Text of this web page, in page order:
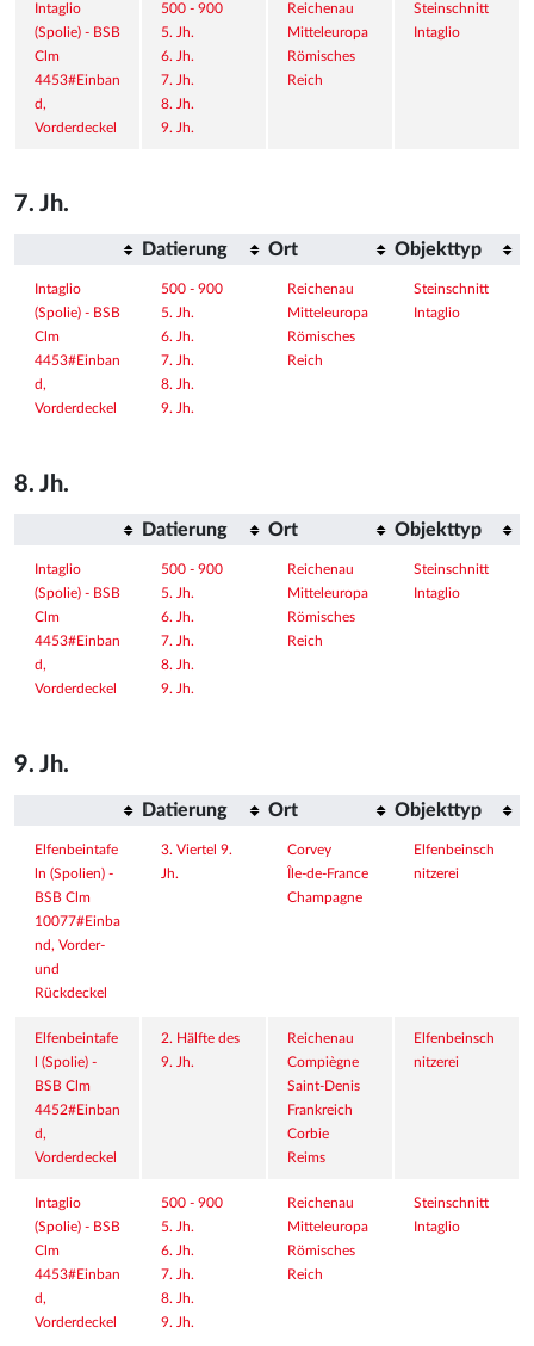
Intaglio
(Spolie) - BSB
Clm
4453#Einban
d,
Vorderdeckel
500 - 900
5. Jh.
6. Jh.
7. Jh.
8. Jh.
9. Jh.
Reichenau
Mitteleuropa
Römisches
Reich
Steinschnitt
Intaglio
7. Jh.
Datierung Ort Objekttyp
Intaglio
(Spolie) - BSB
Clm
4453#Einban
d,
Vorderdeckel
500 - 900
5. Jh.
6. Jh.
7. Jh.
8. Jh.
9. Jh.
Reichenau
Mitteleuropa
Römisches
Reich
Steinschnitt
Intaglio
8. Jh.
Datierung Ort Objekttyp
Intaglio
(Spolie) - BSB
Clm
4453#Einban
d,
Vorderdeckel
500 - 900
5. Jh.
6. Jh.
7. Jh.
8. Jh.
9. Jh.
Reichenau
Mitteleuropa
Römisches
Reich
Steinschnitt
Intaglio
9. Jh.
Datierung Ort Objekttyp
Elfenbeintafe
ln (Spolien) -
BSB Clm
10077#Einba
nd, Vorder-
und
Rückdeckel
3. Viertel 9.
Jh.
Corvey
Île-de-France
Champagne
Elfenbeinsch
nitzerei
Elfenbeintafe
l (Spolie) -
BSB Clm
4452#Einban
d,
Vorderdeckel
2. Hälfte des
9. Jh.
Reichenau
Compiègne
Saint-Denis
Frankreich
Corbie
Reims
Elfenbeinsch
nitzerei
Intaglio
(Spolie) - BSB
Clm
4453#Einban
d,
Vorderdeckel
500 - 900
5. Jh.
6. Jh.
7. Jh.
8. Jh.
9. Jh.
Reichenau
Mitteleuropa
Römisches
Reich
Steinschnitt
Intaglio